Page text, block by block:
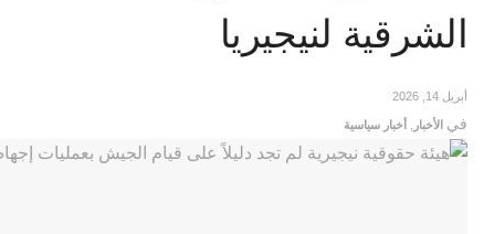
الشرقية لنيجيريا
أبريل 14, 2026
في الأخبار أخبار سياسية